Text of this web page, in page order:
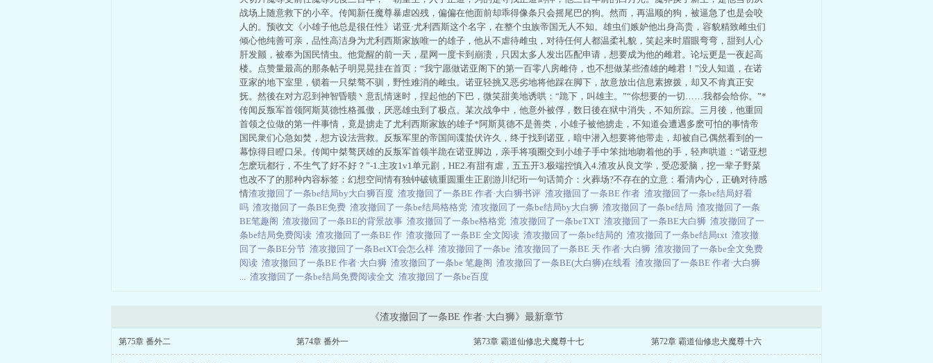
战场上随意救下的小卒。传闻新任魔尊暴虐凶残，偏偏在他面前却乖得像条只会摇尾巴的狗。然而，再温顺的狗，被逼急了也是会咬
人的。预收文《小雄子他总是很任性》诺亚·尤利西斯这个名字，在整个虫族帝国无人不知。雄虫们嫉妒他出身高贵，容貌精致雌虫们
倾心他纯善可亲，品性高洁身为尤利西斯家族唯一的雄子，他从不虐待雌虫，对待任何人都温柔礼貌，笑起来时眉眼弯弯，甜到人心
肝发颤，被奉为国民情虫。他觉醒的前一天，星网一度卡到崩溃，只因太多人发出匹配申请，想要成为他的雌君。论坛更是一夜起高
楼。点赞量最高的那条帖子明晃晃挂在首页：“我宁愿做诺亚阁下的第一百零八房雌侍，也不想做某些渣雄的雌君！”没人知道，在诺
亚家的地下室里，锁着一只桀骜不驯，野性难消的雌虫。诺亚轻挑又恶劣地将他踩在脚下，故意放出信息素撩拨，却又不肯真正安
抚。然後在对方忍到神智昏聩丶意乱情迷时，捏起他的下巴，微笑甜美地诱哄：“跪下，叫雄主。”“你想要的一切……我都会给你。”*
传闻反叛军首领阿斯莫德性格孤傲，厌恶雄虫到了极点。某次战争中，他意外被俘，数日後在狱中消失，不知所踪。三月後，他重回
首领之位做的第一件事情，竟是掳走了尤利西斯家族的雄子*阿斯莫德不是善类，小雄子被他掳走，不知道会遭遇多麽可怕的事情帝
国民衆们心急如焚，想方设法营救。反叛军里的帝国间谍蛰伏许久，终于找到诺亚，暗中潜入想要将他带走，却被自己偶然看到的一
幕惊得目瞪口呆。传闻中桀骜厌雄的反叛军首领半跪在诺亚脚边，亲手将项圈交到小雄子手中笨拙地吻着他的手，轻声哄道：“诺亚想
怎麽玩都行，不生气了好不好？”-1.主攻1v1单元剧，HE2.有甜有虐，五五开3.极端控慎入4.渣攻从良文学，受恋爱脑，挖一辈子野菜
也改不了的那种内容标签：幻想空间情有独钟破镜重圆重生正剧游川纪珩一句话简介：火葬场?不存在的立意：看清内心，正确对待感
情渣攻撤回了一条be结局by大白狮百度 渣攻撤回了一条BE 作者·大白狮书评 渣攻撤回了一条BE 作者 渣攻撤回了一条be结局好看
吗 渣攻撤回了一条BE免费 渣攻撤回了一条be结局格格党 渣攻撤回了一条be结局by大白狮 渣攻撤回了一条be结局 渣攻撤回了一条
BE笔趣阁 渣攻撤回了一条BE的背景故事 渣攻撤回了一条be格格党 渣攻撤回了一条beTXT 渣攻撤回了一条BE大白狮 渣攻撤回了一
条be结局免费阅读 渣攻撤回了一条BE 作 渣攻撤回了一条BE 全文阅读 渣攻撤回了一条be结局的 渣攻撤回了一条be结局txt 渣攻撤
回了一条BE分节 渣攻撤回了一条BetXT会怎么样 渣攻撤回了一条be 渣攻撤回了一条BE 天 作者·大白狮 渣攻撤回了一条be全文免费
阅读 渣攻撤回了一条BE 作者·大白狮 渣攻撤回了一条be 笔趣阁 渣攻撤回了一条BE(大白狮)在线看 渣攻撤回了一条BE 作者·大白狮
... 渣攻撤回了一条be结局免费阅读全文 渣攻撤回了一条be百度
《渣攻撤回了一条BE 作者·大白狮》最新章节
第75章 番外二 第74章 番外一 第73章 霸道仙修忠犬魔尊十七 第72章 霸道仙修忠犬魔尊十六